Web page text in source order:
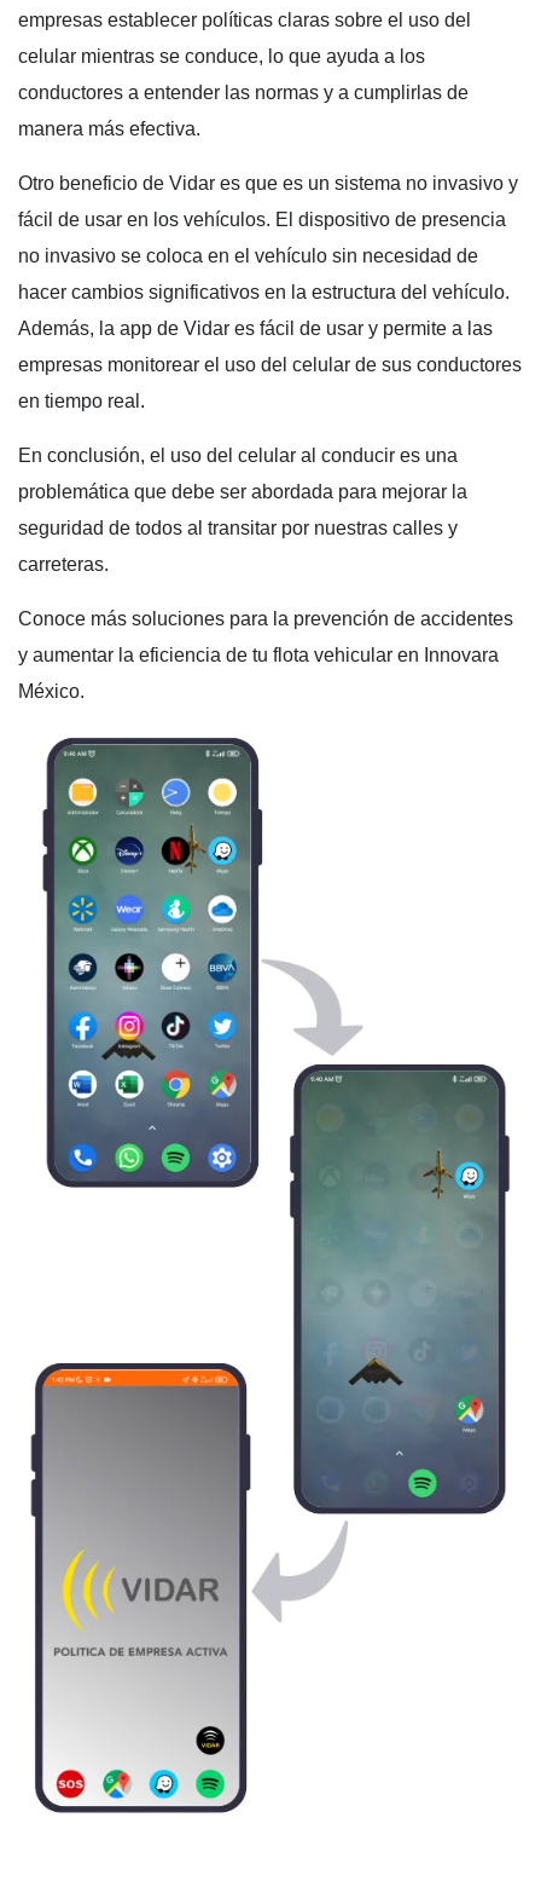
empresas establecer políticas claras sobre el uso del
celular mientras se conduce, lo que ayuda a los
conductores a entender las normas y a cumplirlas de
manera más efectiva.
Otro beneficio de Vidar es que es un sistema no invasivo y
fácil de usar en los vehículos. El dispositivo de presencia
no invasivo se coloca en el vehículo sin necesidad de
hacer cambios significativos en la estructura del vehículo.
Además, la app de Vidar es fácil de usar y permite a las
empresas monitorear el uso del celular de sus conductores
en tiempo real.
En conclusión, el uso del celular al conducir es una
problemática que debe ser abordada para mejorar la
seguridad de todos al transitar por nuestras calles y
carreteras.
Conoce más soluciones para la prevención de accidentes
y aumentar la eficiencia de tu flota vehicular en Innovara
México.